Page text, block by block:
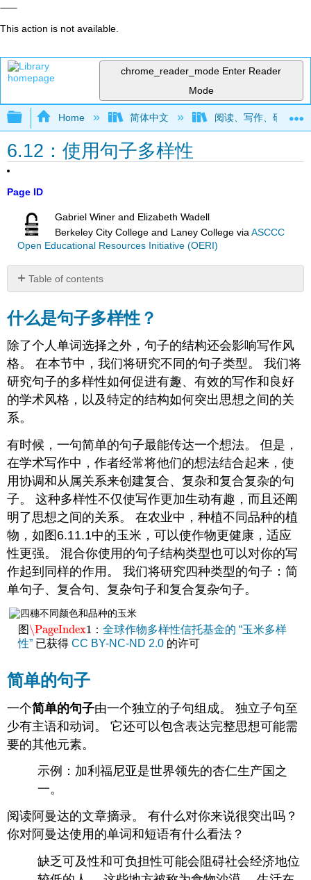
This action is not available.
chrome_reader_mode Enter Reader
Mode
Expand/collapse global hierarchy
Home 简体中文 阅读、写作、研究和
6.12：使用句子多样性
Page ID
Gabriel Winer and Elizabeth Wadell
Berkeley City College and Laney College viaASCCC
Open Educational Resources Initiative (OERI)
Table of contents
么
是
句
子
多
样
性？
的
句
子
复
合
句
（协
调）
接
独
条
款
协
连
词
过
渡
复
杂
句
子
属
关
将
什么是句子多样性？
除了个人单词选择之外，句子的结构还会影响写作风
格。 在本节中，我们将研究不同的句子类型。 我们将
研究句子的多样性如何促进有趣、有效的写作和良好
的学术风格，以及特定的结构如何突出思想之间的关
系。
有时候，一句简单的句子最能传达一个想法。 但是，
在学术写作中，作者经常将他们的想法结合起来，使
用协调和从属关系来创建复合、复杂和复合复杂的句
子。 这种多样性不仅使写作更加生动有趣，而且还阐
明了思想之间的关系。 在农业中，种植不同品种的植
物，如图6.11.1中的玉米，可以使作物更健康，适应
性更强。 混合你使用的句子结构类型也可以对你的写
作起到同样的作用。 我们将研究四种类型的句子：简
单句子、复合句、复杂句子和复合复杂句子。
图\PageIndex1
\PageIndex1 ：全球作物多样性信托基金的 “玉米多样
性”已获得 CC BY-NC-ND 2.0的许可
简单的句子
一个简单的句子由一个独立的子句组成。 独立子句至
少有主语和动词。 它还可以包含表达完整思想可能需
要的其他元素。
示例：加利福尼亚是世界领先的杏仁生产国之
一。
阅读阿曼达的文章摘录。 有什么对你来说很突出吗？
你对阿曼达使用的单词和短语有什么看法？
缺乏可及性和可负担性可能会阻碍社会经济地位